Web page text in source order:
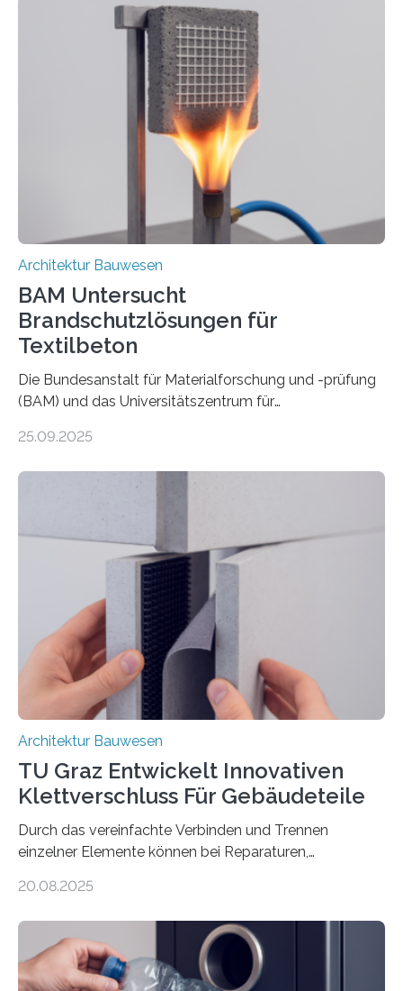
Architektur Bauwesen
BAM Untersucht
Brandschutzlösungen für
Textilbeton
Die Bundesanstalt für Materialforschung und -prüfung
(BAM) und das Universitätszentrum für
untersuchen in einem gemeinsamen Forschungsprojekt
Ziel ist es, die Einsatzmöglichkeiten dieses innovativen
Textilbeton ist ein moderner Verbundwerkstoff, der aus
einer feinkörnigen Betonmatrix und einer textilen
Bewehrung besteht – meist aus Carbon-, Glas- oder
Basaltfasern. Anders als herkömmlicher Stahlbeton, bei
dem Stahlstäbe zur…
25.09.2025
Architektur Bauwesen
TU Graz Entwickelt Innovativen
Klettverschluss Für Gebäudeteile
Durch das vereinfachte Verbinden und Trennen
einzelner Elemente können bei Reparaturen,
Material und Bauschutt eingespart werden. Ein
Projekt ReCon gemeinsam mit Unternehmenspartnern
ein Klett-Verbindungssystem für Gebäude entwickelt:
Damit lassen sich unterschiedliche Gebäudeteile
20.08.2025